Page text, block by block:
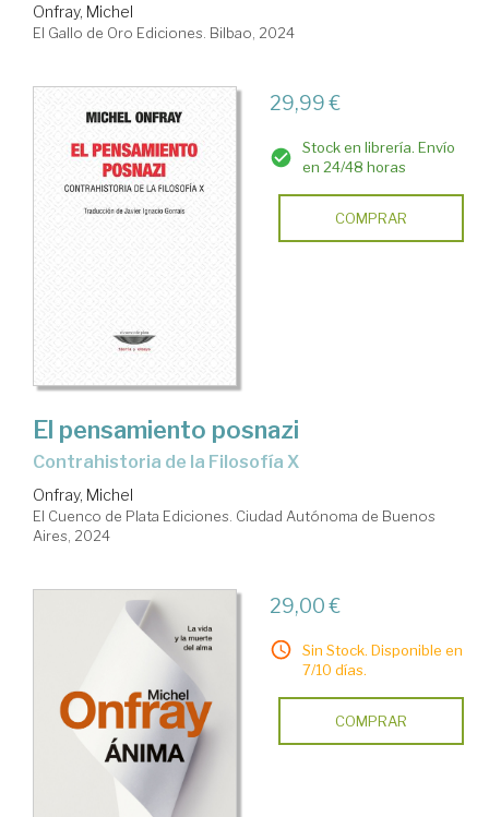
Onfray, Michel
El Gallo de Oro Ediciones. Bilbao, 2024
29,99 €
Stock en librería. Envío
en 24/48 horas
COMPRAR
El pensamiento posnazi
Contrahistoria de la Filosofía X
Onfray, Michel
El Cuenco de Plata Ediciones. Ciudad Autónoma de Buenos
Aires, 2024
29,00 €
Sin Stock. Disponible en
7/10 días.
COMPRAR